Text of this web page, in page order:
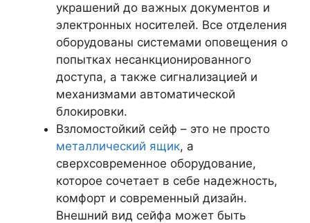
украшений до важных документов и
электронных носителей. Все отделения
оборудованы системами оповещения о
попытках несанкционированного
доступа, а также сигнализацией и
механизмами автоматической
блокировки.
Взломостойкий сейф – это не просто
металлический ящик, а
сверхсовременное оборудование,
которое сочетает в себе надежность,
комфорт и современный дизайн.
Внешний вид сейфа может быть